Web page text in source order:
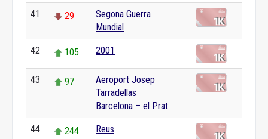
41 29
Segona Guerra
Mundial
42 105 2001
43 97
Aeroport Josep
Tarradellas
Barcelona – el Prat
44 244 Reus